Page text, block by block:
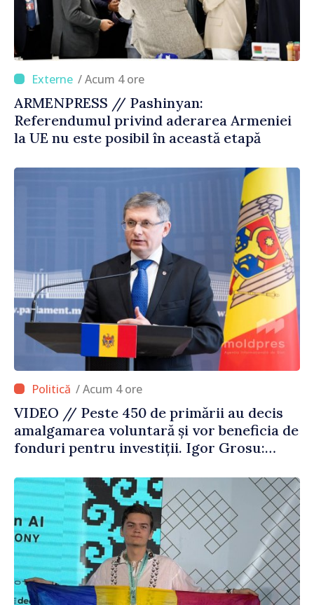
/ Acum 4 ore
ARMENPRESS // Pashinyan:
Referendumul privind aderarea Armeniei
la UE nu este posibil în această etapă
/ Acum 4 ore
VIDEO // Peste 450 de primării au decis
amalgamarea voluntară și vor beneficia de
fonduri pentru investiții. Igor Grosu:
dăm o șansă localităților să se dezvolte”